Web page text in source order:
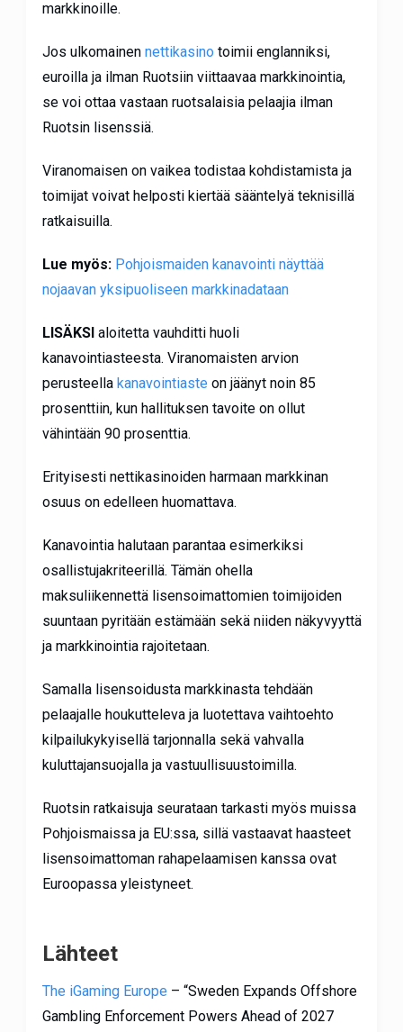
markkinoille.
Jos ulkomainen nettikasino toimii englanniksi,
euroilla ja ilman Ruotsiin viittaavaa markkinointia,
se voi ottaa vastaan ruotsalaisia pelaajia ilman
Ruotsin lisenssiä.
Viranomaisen on vaikea todistaa kohdistamista ja
toimijat voivat helposti kiertää sääntelyä teknisillä
ratkaisuilla.
Lue myös: Pohjoismaiden kanavointi näyttää
nojaavan yksipuoliseen markkinadataan
LISÄKSIaloitetta vauhditti huoli
kanavointiasteesta. Viranomaisten arvion
perusteella kanavointiaste on jäänyt noin 85
prosenttiin, kun hallituksen tavoite on ollut
vähintään 90 prosenttia.
Erityisesti nettikasinoiden harmaan markkinan
osuus on edelleen huomattava.
Kanavointia halutaan parantaa esimerkiksi
osallistujakriteerillä. Tämän ohella
maksuliikennettä lisensoimattomien toimijoiden
suuntaan pyritään estämään sekä niiden näkyvyyttä
ja markkinointia rajoitetaan.
Samalla lisensoidusta markkinasta tehdään
pelaajalle houkutteleva ja luotettava vaihtoehto
kilpailukykyisellä tarjonnalla sekä vahvalla
kuluttajansuojalla ja vastuullisuustoimilla.
Ruotsin ratkaisuja seurataan tarkasti myös muissa
Pohjoismaissa ja EU:ssa, sillä vastaavat haasteet
lisensoimattoman rahapelaamisen kanssa ovat
Euroopassa yleistyneet.
Lähteet
The iGaming Europe – “Sweden Expands Offshore
Gambling Enforcement Powers Ahead of 2027